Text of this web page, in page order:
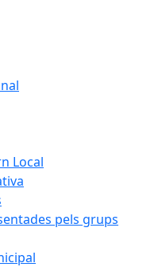
Local
pels grups